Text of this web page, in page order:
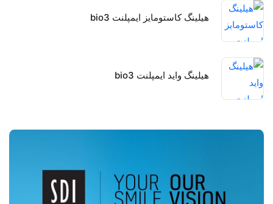
هیلینگ کاستومایز ایمپلنت bio3
هیلینگ واید ایمپلنت bio3